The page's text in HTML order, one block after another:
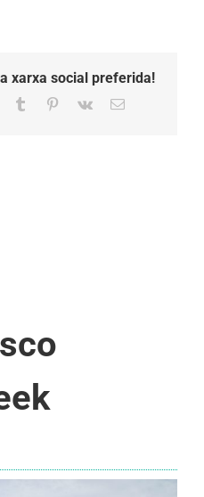
xarxa social preferida!
Tumblr Pinterest
Vk Email: